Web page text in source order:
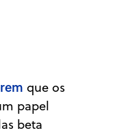
que os
papel
beta